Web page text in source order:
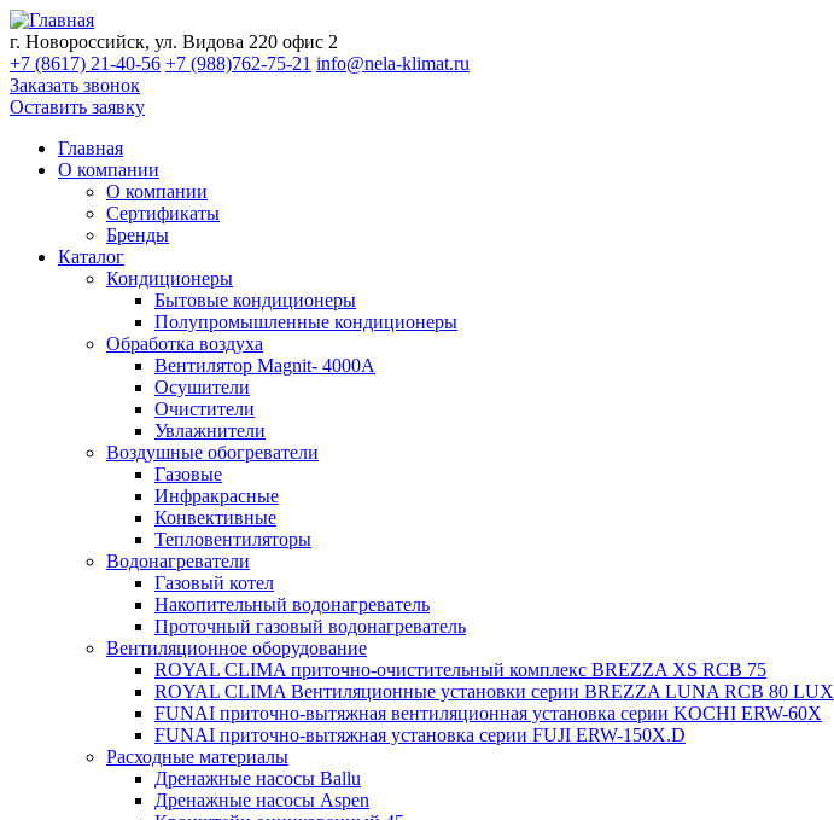
г. Новороссийск, ул. Видова 220 офис 2
+7 (8617) 21-40-56 +7 (988)762-75-21 info@nela-klimat.ru
Заказать звонок
Оставить заявку
Главная
О компании
О компании
Сертификаты
Бренды
Каталог
Кондиционеры
Бытовые кондиционеры
Полупромышленные кондиционеры
Обработка воздуха
Вентилятор Magnit- 4000A
Осушители
Очистители
Увлажнители
Воздушные обогреватели
Газовые
Инфракрасные
Конвективные
Тепловентиляторы
Водонагреватели
Газовый котел
Накопительный водонагреватель
Проточный газовый водонагреватель
Вентиляционное оборудование
ROYAL CLIMA приточно-очистительный комплекс BREZZA XS RCB 75
ROYAL CLIMA Вентиляционные установки серии BREZZA LUNA RCB 80 LUX
FUNAI приточно-вытяжная вентиляционная установка серии KOCHI ERW-60X
FUNAI приточно-вытяжная установка серии FUJI ERW-150X.D
Расходные материалы
Дренажные насосы Ballu
Дренажные насосы Aspen